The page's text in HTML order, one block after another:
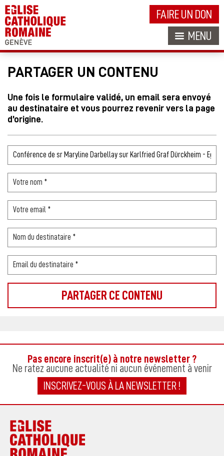
FAIRE UN DON
MENU
PARTAGER UN CONTENU
Une fois le formulaire validé, un email sera envoyé
au destinataire et vous pourrez revenir vers la page
d’origine.
Pas encore inscrit(e) à notre newsletter ?
Ne ratez aucune actualité ni aucun événement à venir
INSCRIVEZ-VOUS À LA NEWSLETTER !